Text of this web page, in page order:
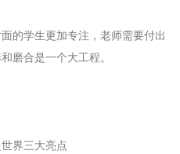
的学生更加专注，老师需要付出
磨合是一个大工程。
界三大亮点